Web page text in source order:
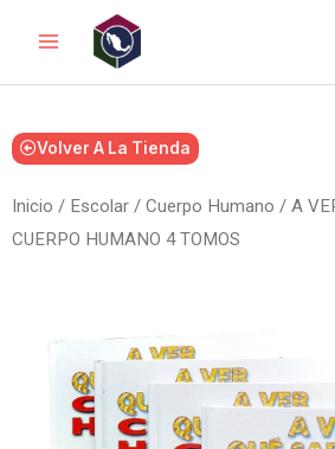
contenido
Volver A La Tienda
Inicio / Escolar / Cuerpo Humano / A
CUERPO HUMANO 4 TOMOS